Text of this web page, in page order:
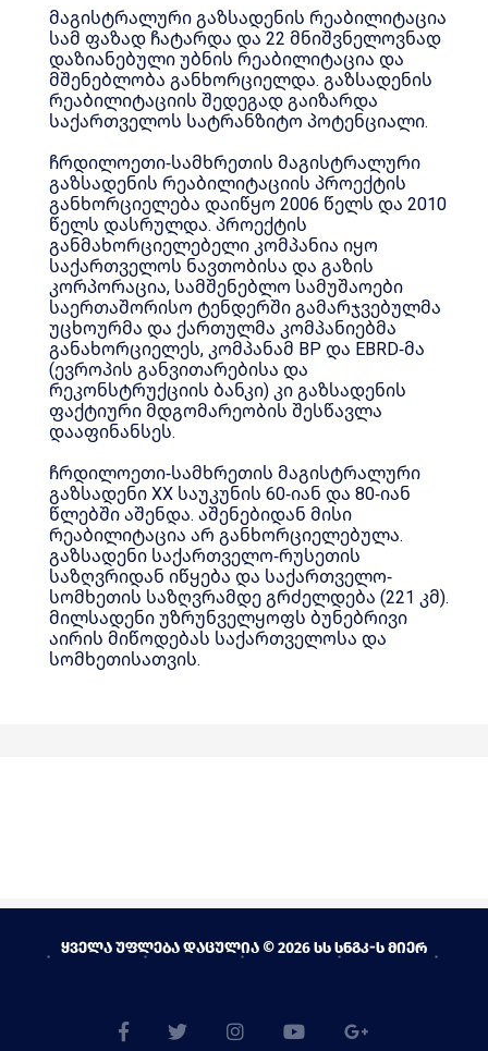
მაგისტრალური გაზსადენის რეაბილიტაცია
სამ ფაზად ჩატარდა და 22 მნიშვნელოვნად
დაზიანებული უბნის რეაბილიტაცია და
მშენებლობა განხორციელდა. გაზსადენის
რეაბილიტაციის შედეგად გაიზარდა
საქართველოს სატრანზიტო პოტენციალი.
ჩრდილოეთი-სამხრეთის მაგისტრალური
გაზსადენის რეაბილიტაციის პროექტის
განხორციელება დაიწყო 2006 წელს და 2010
წელს დასრულდა. პროექტის
განმახორციელებელი კომპანია იყო
საქართველოს ნავთობისა და გაზის
კორპორაცია, სამშენებლო სამუშაოები
საერთაშორისო ტენდერში გამარჯვებულმა
უცხოურმა და ქართულმა კომპანიებმა
განახორციელეს, კომპანამ BP და EBRD-მა
(ევროპის განვითარებისა და
რეკონსტრუქციის ბანკი) კი გაზსადენის
ფაქტიური მდგომარეობის შესწავლა
დააფინანსეს.
ჩრდილოეთი-სამხრეთის მაგისტრალური
გაზსადენი XX საუკუნის 60-იან და 80-იან
წლებში აშენდა. აშენებიდან მისი
რეაბილიტაცია არ განხორციელებულა.
გაზსადენი საქართველო-რუსეთის
საზღვრიდან იწყება და საქართველო-
სომხეთის საზღვრამდე გრძელდება (221 კმ).
მილსადენი უზრუნველყოფს ბუნებრივი
აირის მიწოდებას საქართველოსა და
სომხეთისათვის.
ყველა უფლება დაცულია © 2026 სს სნგკ-ს მიერ